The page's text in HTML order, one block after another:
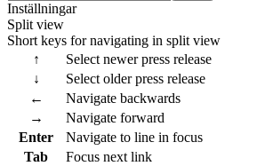
Inställningar
Split view
Short keys for navigating in split view
↑
Select newer press release
↓
Select older press release
←
Navigate backwards
→
Navigate forward
Enter
Navigate to line in focus
Tab
Focus next link